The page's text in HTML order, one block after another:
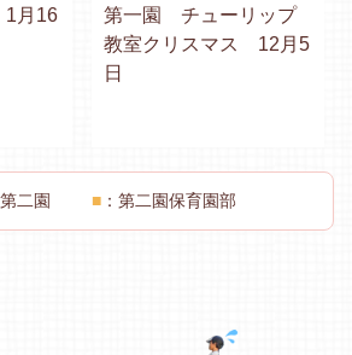
月16
第一園 チューリップ
教室クリスマス 12月5
日
第二園 ■ ：第二園保育園部